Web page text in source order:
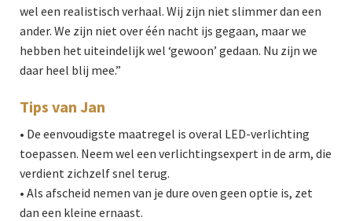
wel een realistisch verhaal. Wij zijn niet slimmer dan een
ander. We zijn niet over één nacht ijs gegaan, maar we
hebben het uiteindelijk wel ‘gewoon’ gedaan. Nu zijn we
daar heel blij mee.”
Tips van Jan
• De eenvoudigste maatregel is overal LED-verlichting
toepassen. Neem wel een verlichtingsexpert in de arm, die
verdient zichzelf snel terug.
• Als afscheid nemen van je dure oven geen optie is, zet
dan een kleine ernaast.